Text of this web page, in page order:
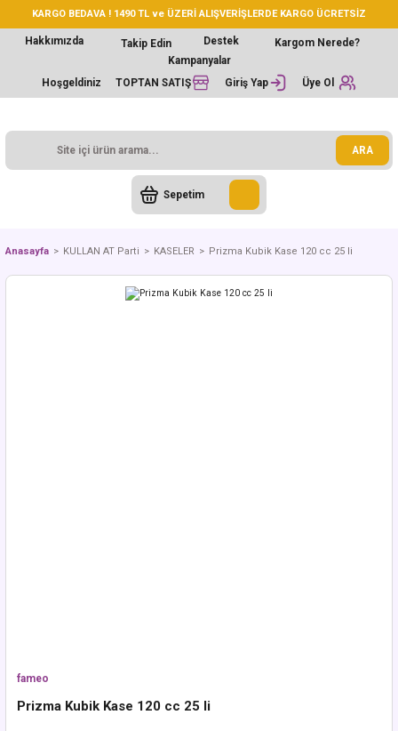
KARGO BEDAVA ! 1490 TL ve ÜZERİ ALIŞVERİŞLERDE KARGO ÜCRETSİZ
Hakkımızda Takip Edin Destek
Kargom Nerede?
Kampanyalar
Hoşgeldiniz
TOPTAN SATIŞ Giriş Yap Üye Ol
ARA
Sepetim
Anasayfa KULLAN AT Parti KASELER Prizma Kubik Kase 120 cc 25 li
fameo
Prizma Kubik Kase 120 cc 25 li